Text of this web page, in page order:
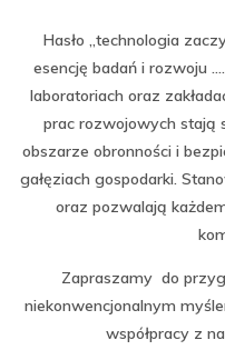
Hasło „technologia
esencję badań i rozwoju
laboratoriach oraz
prac rozwojowych stają
obszarze obronności i
gałęziach gospodarki.
oraz pozwalają
Zapraszamy do
niekonwencjonalnym
współpracy z